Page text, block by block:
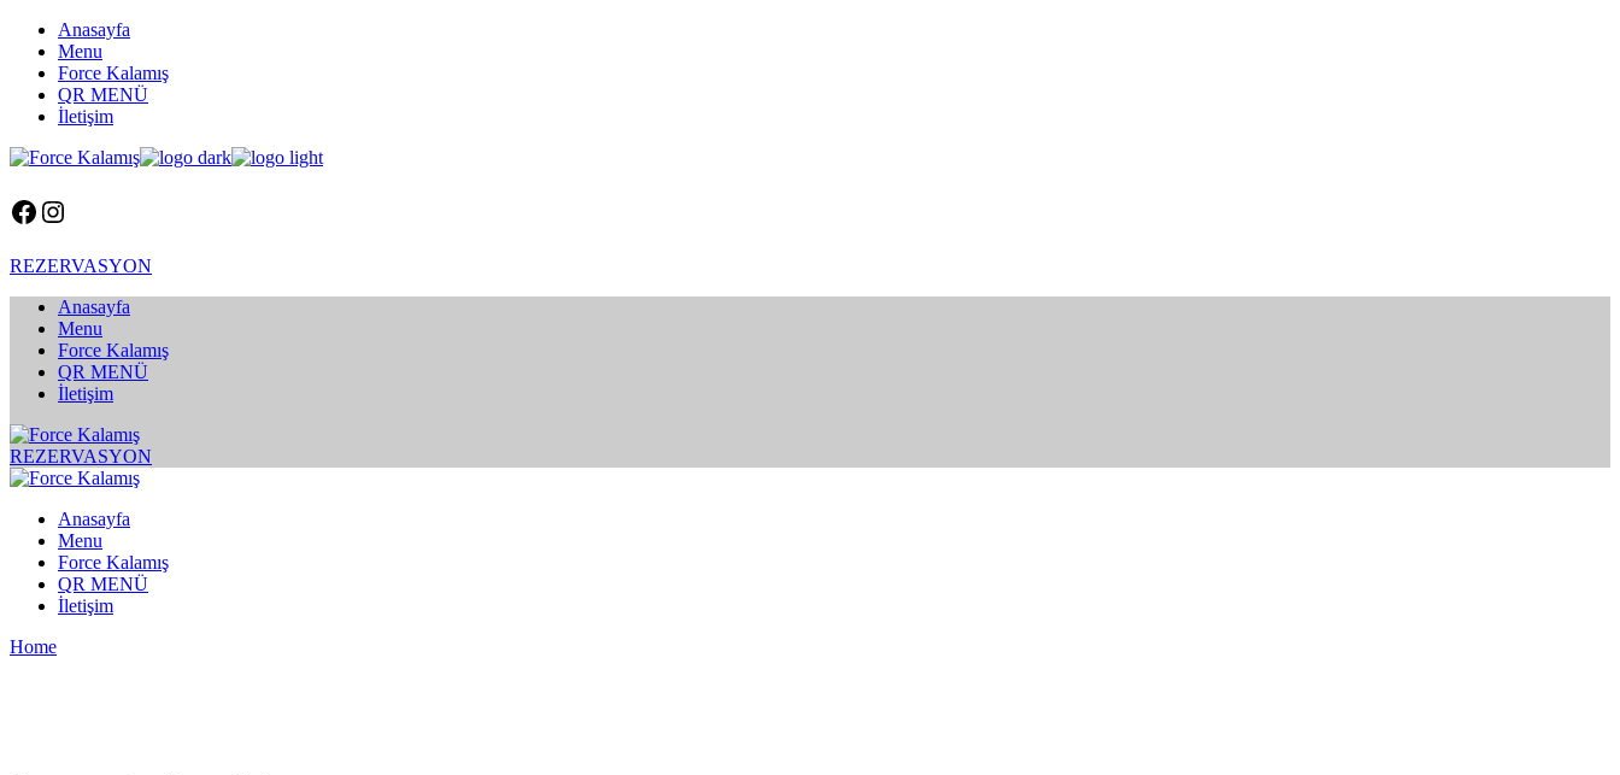
Skip
content
Anasayfa
Menu
Force Kalamış
QR MENÜ
İletişim
Facebook
Instagram
REZERVASYON
Anasayfa
Menu
Force Kalamış
QR MENÜ
İletişim
REZERVASYON
Anasayfa
Menu
Force Kalamış
QR MENÜ
İletişim
Home